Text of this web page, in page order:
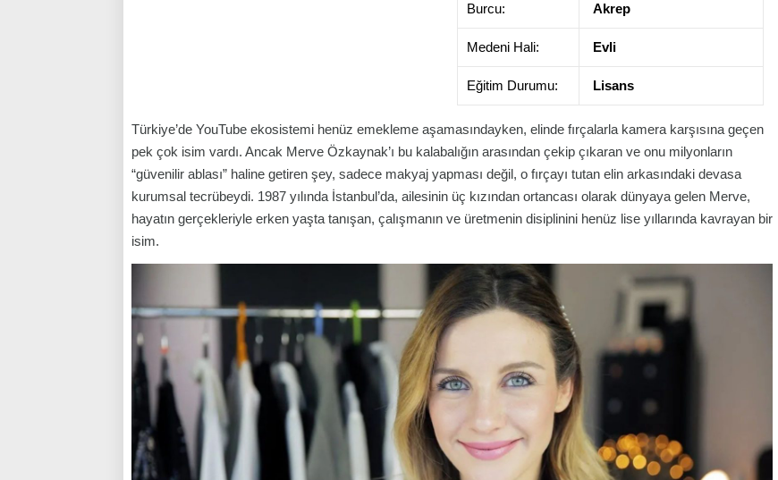
Burcu: Akrep
Medeni Hali: Evli
Eğitim Durumu: Lisans
Türkiye’de YouTube ekosistemi henüz emekleme aşamasındayken, elinde fırçalarla kamera karşısına geçen
pek çok isim vardı. Ancak Merve Özkaynak’ı bu kalabalığın arasından çekip çıkaran ve onu milyonların
“güvenilir ablası” haline getiren şey, sadece makyaj yapması değil, o fırçayı tutan elin arkasındaki devasa
kurumsal tecrübeydi. 1987 yılında İstanbul’da, ailesinin üç kızından ortancası olarak dünyaya gelen Merve,
hayatın gerçekleriyle erken yaşta tanışan, çalışmanın ve üretmenin disiplinini henüz lise yıllarında kavrayan bir
isim.